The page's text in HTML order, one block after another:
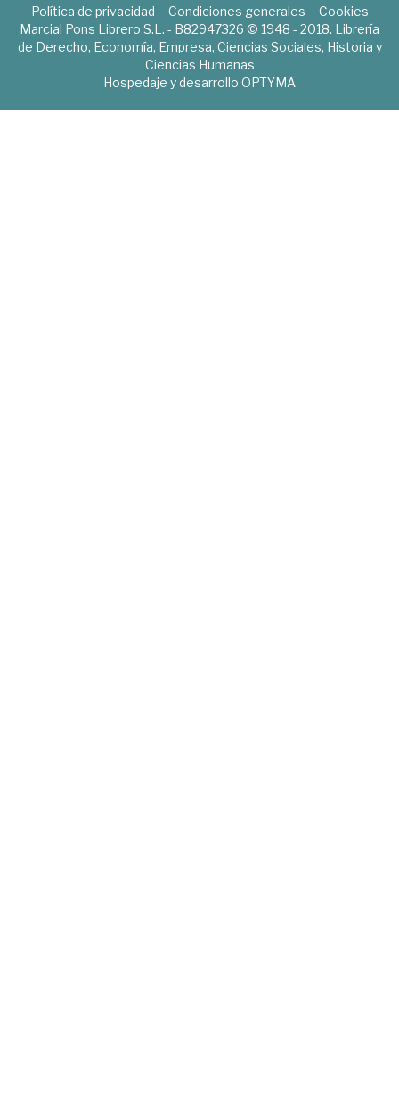
Política de privacidad Condiciones generales
Cookies
Marcial Pons Librero S.L. - B82947326 © 1948 - 2018. Librería
de Derecho, Economía, Empresa, Ciencias Sociales, Historia y
Ciencias Humanas
Hospedaje y desarrollo OPTYMA